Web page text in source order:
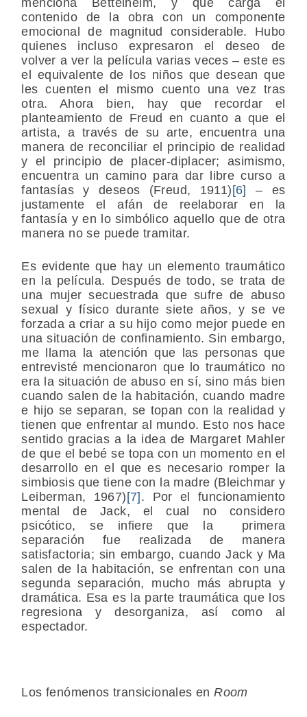
contenido de la obra con un componente
emocional de magnitud considerable. Hubo
quienes incluso expresaron el deseo de
volver a ver la película varias veces – este es
el equivalente de los niños que desean que
les cuenten el mismo cuento una vez tras
otra. Ahora bien, hay que recordar el
planteamiento de Freud en cuanto a que el
artista, a través de su arte, encuentra una
manera de reconciliar el principio de realidad
y el principio de placer-diplacer; asimismo,
encuentra un camino para dar libre curso a
fantasías y deseos (Freud, 1911)[6] – es
justamente el afán de reelaborar en la
fantasía y en lo simbólico aquello que de otra
manera no se puede tramitar.
Es evidente que hay un elemento traumático
en la película. Después de todo, se trata de
una mujer secuestrada que sufre de abuso
sexual y físico durante siete años, y se ve
forzada a criar a su hijo como mejor puede en
una situación de confinamiento. Sin embargo,
me llama la atención que las personas que
entrevisté mencionaron que lo traumático no
era la situación de abuso en sí, sino más bien
cuando salen de la habitación, cuando madre
e hijo se separan, se topan con la realidad y
tienen que enfrentar al mundo. Esto nos hace
sentido gracias a la idea de Margaret Mahler
de que el bebé se topa con un momento en el
desarrollo en el que es necesario romper la
simbiosis que tiene con la madre (Bleichmar y
Leiberman, 1967)[7]. Por el funcionamiento
mental de Jack, el cual no considero
psicótico, se infiere que la primera
separación fue realizada de manera
satisfactoria; sin embargo, cuando Jack y Ma
salen de la habitación, se enfrentan con una
segunda separación, mucho más abrupta y
dramática. Esa es la parte traumática que los
regresiona y desorganiza, así como al
espectador.
Los fenómenos transicionales en Room